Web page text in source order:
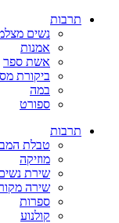
תרבות
נשים
אמנות
אשת ספר
ביקורת
במה
ספורט
תרבות
טבלת
מוזיקה
שירת
שירה
ספרות
קולנוע